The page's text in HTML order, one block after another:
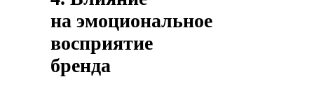
на эмоциональное
восприятие
бренда